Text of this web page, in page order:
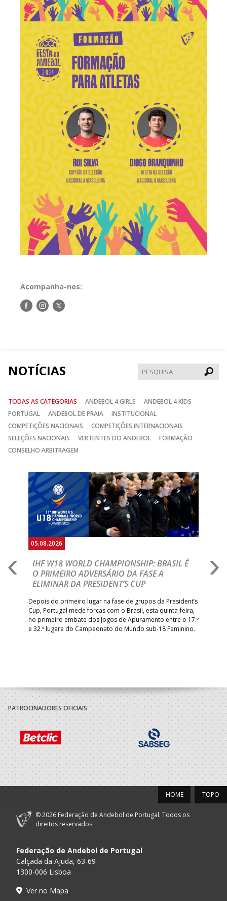
Acompanha-nos:
Siga-Siga-Siga-
NOTÍCIAS
TODAS AS CATEGORIAS ANDEBOL 4 GIRLS
ANDEBOL 4 KIDS
PORTUGAL
ANDEBOL DE PRAIA
INSTITUCIONAL
COMPETIÇÕES NACIONAIS
COMPETIÇÕES INTERNACIONAIS
SELEÇÕES NACIONAIS
VERTENTES DO ANDEBOL
FORMAÇÃO
CONSELHO ARBITRAGEM
05.08.2026
IHF W18 WORLD CHAMPIONSHIP: BRASIL É
O PRIMEIRO ADVERSÁRIO DA FASE A
ELIMINAR DA PRESIDENT’S CUP
Depois do primeiro lugar na fase de grupos da President’s
Cup, Portugal mede forças com o Brasil, esta quinta-feira,
no primeiro embate dos Jogos de Apuramento entre o 17.º
e 32.º lugare do Campeonato do Mundo sub-18 Feminino.
Anterior
PATROCINADORES OFICIAIS
TOPO
HOME
© 2026 Federação de Andebol de Portugal. Todos os
direitos reservados.
Federação de Andebol de Portugal
Calçada da Ajuda, 63-69
1300-006 Lisboa
Ver no Mapa